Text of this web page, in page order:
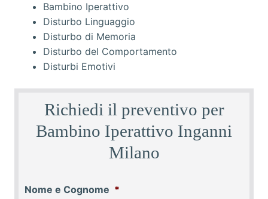
Bambino Iperattivo
Disturbo Linguaggio
Disturbo di Memoria
Disturbo del Comportamento
Disturbi Emotivi
Richiedi il preventivo per
Bambino Iperattivo Inganni
Milano
Nome e Cognome *